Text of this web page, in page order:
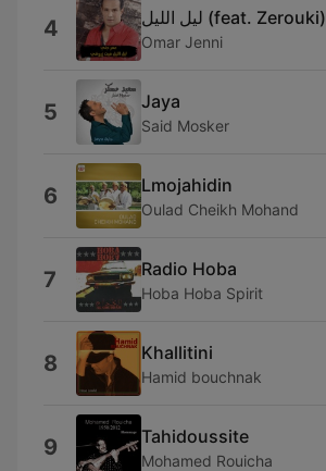
4 ليل الليل (feat. Zerouki)
Omar Jenni
5 Jaya
Said Mosker
6 Lmojahidin
Oulad Cheikh Mohand
7 Radio Hoba
Hoba Hoba Spirit
8 Khallitini
Hamid bouchnak
9 Tahidoussite
Mohamed Rouicha